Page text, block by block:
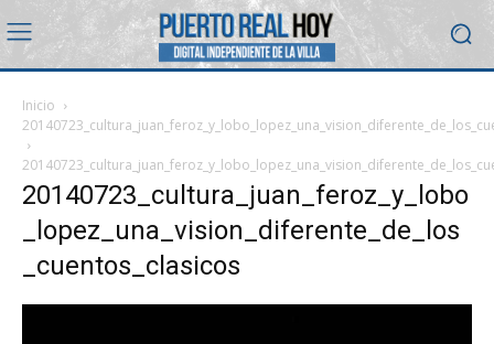
Inicio
20140723_cultura_juan_feroz_y_lobo
_lopez_una_vision_diferente_de_los
_cuentos_clasicos